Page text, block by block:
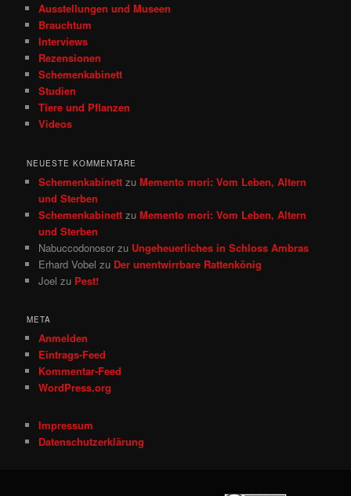
Ausstellungen und Museen
Brauchtum
Interviews
Rezensionen
Schemenkabinett
Studien
Tiere und Pflanzen
Videos
NEUESTE KOMMENTARE
Schemenkabinett zuMemento mori: Vom Leben, Altern
und Sterben
Schemenkabinett zuMemento mori: Vom Leben, Altern
und Sterben
Nabuccodonosor zu Ungeheuerliches in Schloss Ambras
Erhard Vobel zu Der unentwirrbare Rattenkönig
Joel zu Pest!
META
Anmelden
Eintrags-Feed
Kommentar-Feed
WordPress.org
Impressum
Datenschutzerklärung